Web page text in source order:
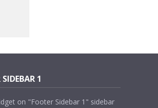
1
on "Footer Sidebar 1" sidebar